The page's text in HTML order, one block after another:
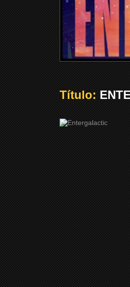
Título: